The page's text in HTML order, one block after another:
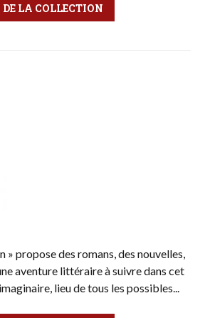
LA COLLECTION
» propose des romans, des nouvelles,
aventure littéraire à suivre dans cet
lieu de tous les possibles...